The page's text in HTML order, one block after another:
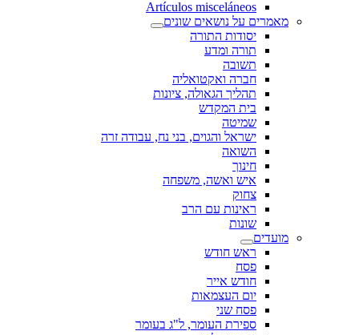
Artículos misceláneos
מאמרים על נושאים שונים
יסודות התורה
תורה ומדע
תשובה
חברה ואקטואליה
תהליך הגאולה, ציונות
בית המקדש
שמיטה
ישראל והגוים, בני נח, עבודה זרה
השואה
חינוך
איש ואשה, משפחה
צחוק
ראינות עם הרב
שונות
מועדים
ראש חודש
פסח
חודש אייר
יום העצמאות
פסח שני
ספירת העומר, ל"ג בעומר